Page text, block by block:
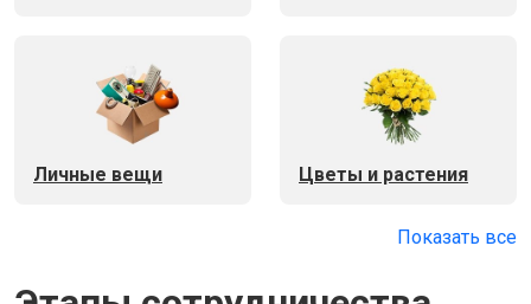
Личные вещи Цветы и растения
Показать все